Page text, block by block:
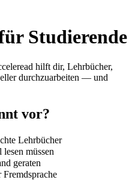
Studierende
hilft dir, Lehrbücher,
durchzuarbeiten — und
vor?
Lehrbücher
müssen
geraten
Fremdsprache